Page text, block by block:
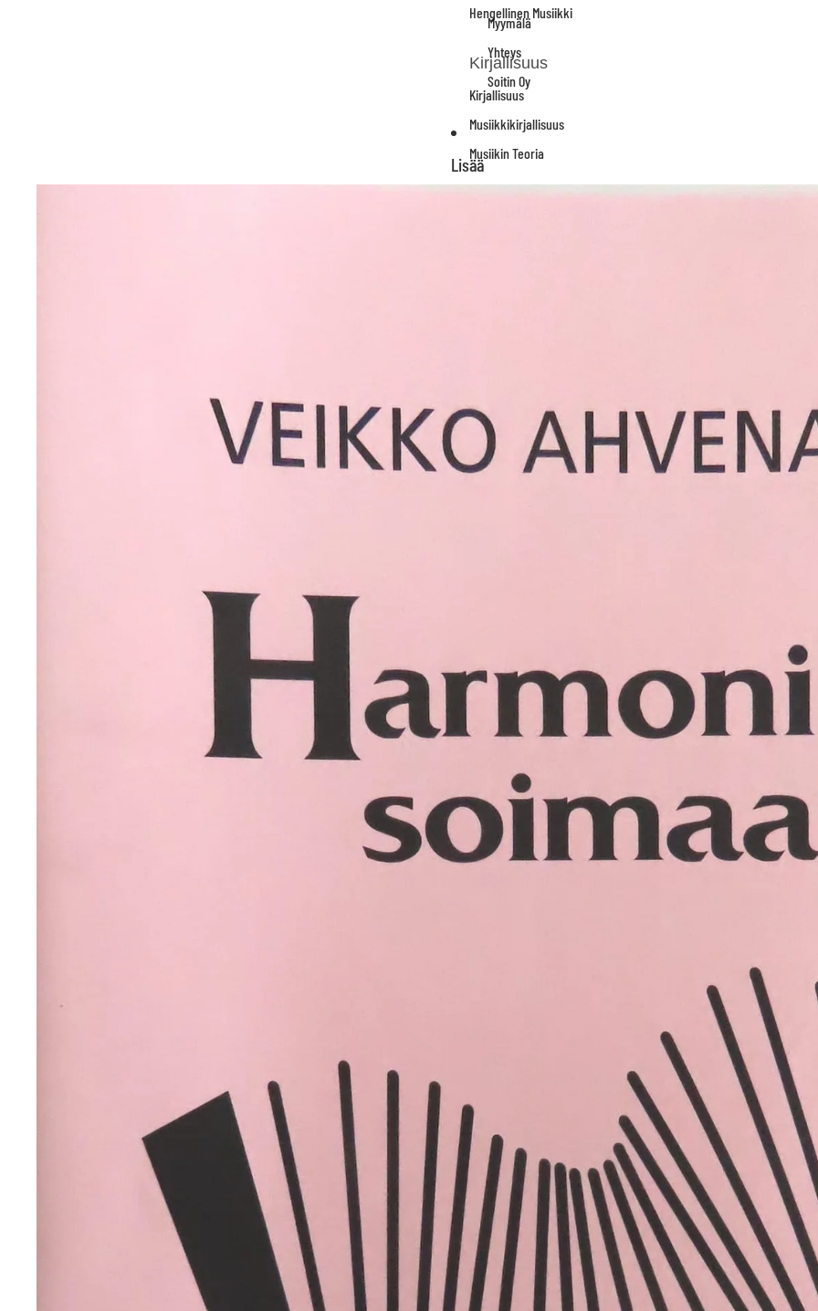
Hengellinen Musiikki
Kirjallisuus
Kirjallisuus
Musiikkikirjallisuus
Musiikin Teoria
Myymälä
Yhteys
Soitin Oy
Lisää